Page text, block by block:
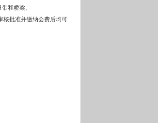
和桥梁。
核批准并缴纳会费后均可